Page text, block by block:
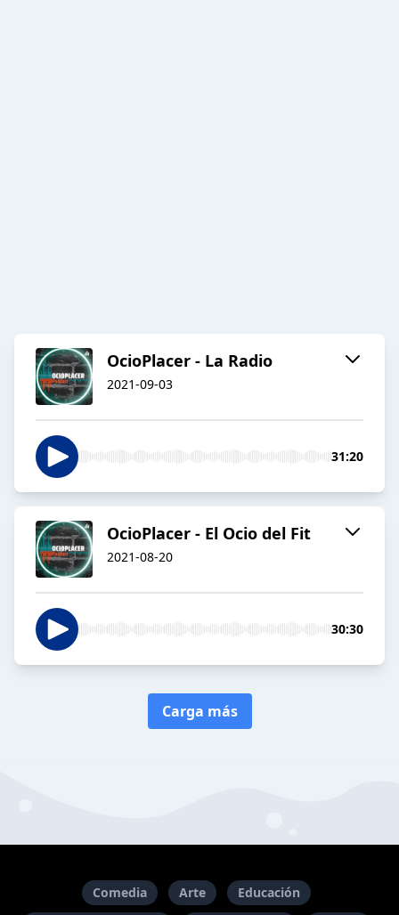
OcioPlacer - La Radio
2021-09-03
31:20
OcioPlacer - El Ocio del Fit
2021-08-20
30:30
Carga más
Comedia Arte Educación